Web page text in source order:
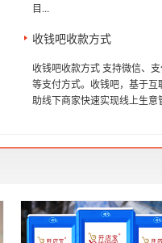
目...
收钱吧收款方式
收钱吧收款方式 支持微信、
等支付方式。收钱吧，基于
助线下商家快速实现线上生